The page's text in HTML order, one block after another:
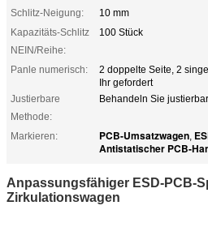
Schlitz-Neigung:
10 mm
Kapazitäts-Schlitz
NEIN/Reihe:
100 Stück
Panle numerisch:
2 doppelte Seite, 2
Ihr gefordert
Justierbare
Methode:
Behandeln Sie
Markieren: PCB-Umsatzwagen,
Antistatischer PCB-
Anpassungsfähiger ESD-PCB-
Zirkulationswagen